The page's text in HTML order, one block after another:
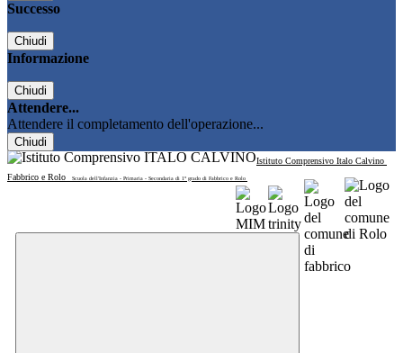
Successo
Chiudi
Informazione
Chiudi
Attendere...
Attendere il completamento dell'operazione...
Chiudi
Istituto Comprensivo Italo Calvino
Fabbrico e Rolo
Scuola dell'Infanzia - Primaria - Secondaria di 1° grado di Fabbrico e Rolo